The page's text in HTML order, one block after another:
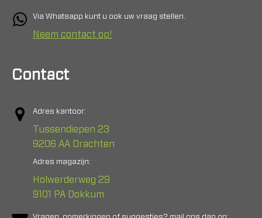
Via Whatsapp kunt u ook uw vraag stellen.
Neem contact op!
Contact
Adres kantoor:
Tussendiepen 23
9206 AA Drachten
Adres magazijn:
Holwerderweg 29
9101 PA Dokkum